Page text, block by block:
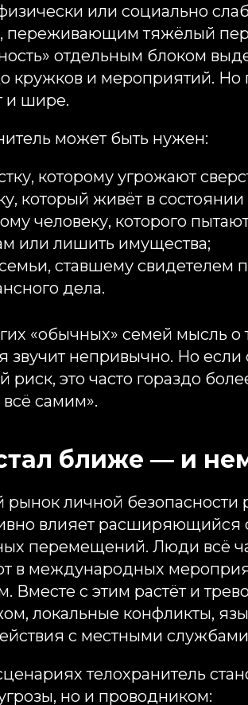
или социально
переживающим тяжёлый
отдельным блоком
кружков и мероприятий. Но
и шире.​
может быть нужен:
которому угрожают
который живёт в
человеку, которого
или лишить имущества;
ставшему свидетелем
дела.
«обычных» семей мысль о
звучит непривычно. Но если
риск, это часто гораздо
самим».
ближе — и
личной безопасности
влияет расширяющийся
перемещений. Люди всё
в международных
Вместе с этим растёт и
локальные конфликты,
с местными
телохранитель
но и проводником: